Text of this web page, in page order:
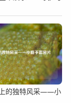
的独特风采——小